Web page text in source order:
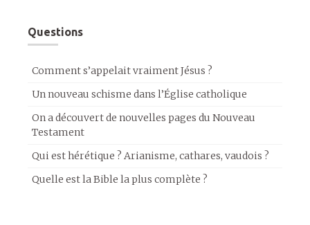
Questions
Comment s’appelait vraiment Jésus ?
Un nouveau schisme dans l’Église catholique
On a découvert de nouvelles pages du Nouveau
Testament
Qui est hérétique ? Arianisme, cathares, vaudois ?
Quelle est la Bible la plus complète ?